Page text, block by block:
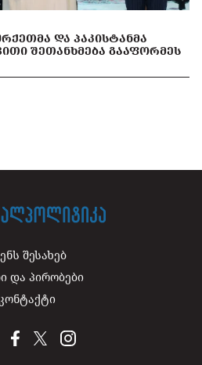
ᲓᲐ ᲞᲐᲙᲘᲡᲢᲐᲜᲛᲐ
ᲨᲔᲗᲐᲜᲮᲛᲔᲑᲐ ᲒᲐᲐᲤᲝᲠᲛᲔᲡ
შესახებ
და პირობები
კონტაქტი